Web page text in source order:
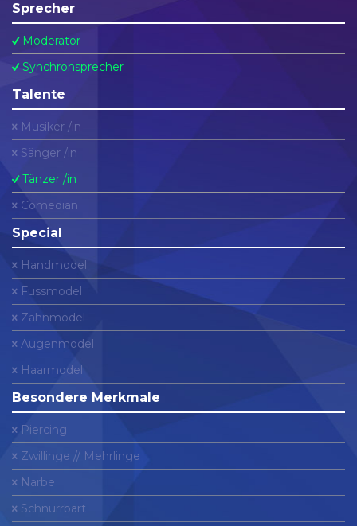
Sprecher
Moderator
Synchronsprecher
Talente
Musiker /in
Sänger /in
Tänzer /in
Comedian
Special
Handmodel
Fussmodel
Zahnmodel
Augenmodel
Haarmodel
Besondere Merkmale
Piercing
Zwillinge // Mehrlinge
Narbe
Schnurrbart